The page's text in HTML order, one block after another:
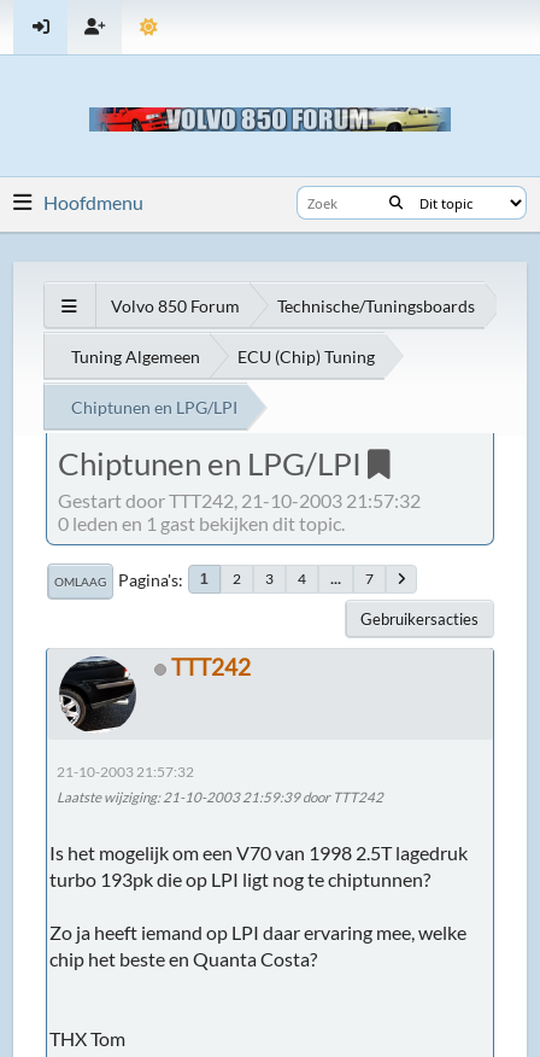
Hoofdmenu
Volvo 850 Forum Technische/Tuningsboards
Tuning Algemeen ECU (Chip) Tuning
Chiptunen en LPG/LPI
Chiptunen en LPG/LPI
Gestart door TTT242, 21-10-2003 21:57:32
0 leden en 1 gast bekijken dit topic.
OMLAAG Pagina's 1 2 3 4 ... 7
Gebruikersacties
TTT242
21-10-2003 21:57:32
Laatste wijziging: 21-10-2003 21:59:39 door TTT242
Is het mogelijk om een V70 van 1998 2.5T lagedruk
turbo 193pk die op LPI ligt nog te chiptunnen?
Zo ja heeft iemand op LPI daar ervaring mee, welke
chip het beste en Quanta Costa?
THX Tom